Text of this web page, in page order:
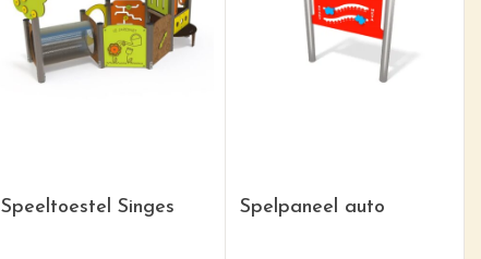
Speeltoestel Singes Spelpaneel auto